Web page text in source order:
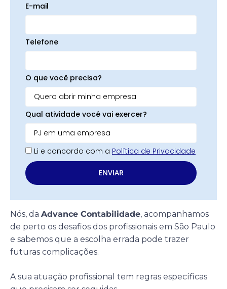
E-mail
Telefone
O que você precisa?
Qual atividade você vai exercer?
Li e concordo com a Política de Privacidade
ENVIAR
Nós, da Advance Contabilidade, acompanhamos
de perto os desafios dos profissionais em São Paulo
e sabemos que a escolha errada pode trazer
futuras complicações.
A sua atuação profissional tem regras específicas